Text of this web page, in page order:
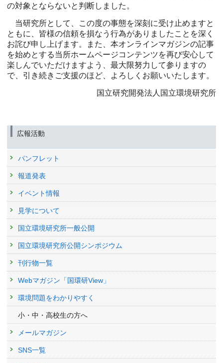
の対象とならないと判断しました。
当研究所として、この度の事態を深刻に受け止めますと
ともに、皆様の信頼を損なう行為がありましたことを深く
お詫び申し上げます。また、本オンラインマガジンの記事
を始めとする当所ホームページコンテンツを再び安心して
楽しんでいただけますよう、最大限努力して参りますの
で、引き続きご支援のほど、よろしくお願いいたします。
国立研究開発法人国立環境研究所
広報活動
パンフレット
報道発表
イベント情報
見学について
国立環境研究所一般公開
国立環境研究所公開シンポジウム
刊行物一覧
Webマガジン「国環研View」
環境問題をわかりやすく
小・中・高校生の方へ
メールマガジン
SNS一覧